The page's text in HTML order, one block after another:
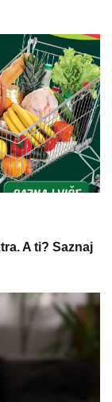
A ti? Saznaj